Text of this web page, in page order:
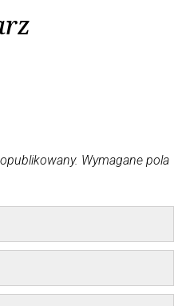
Wymagane pola